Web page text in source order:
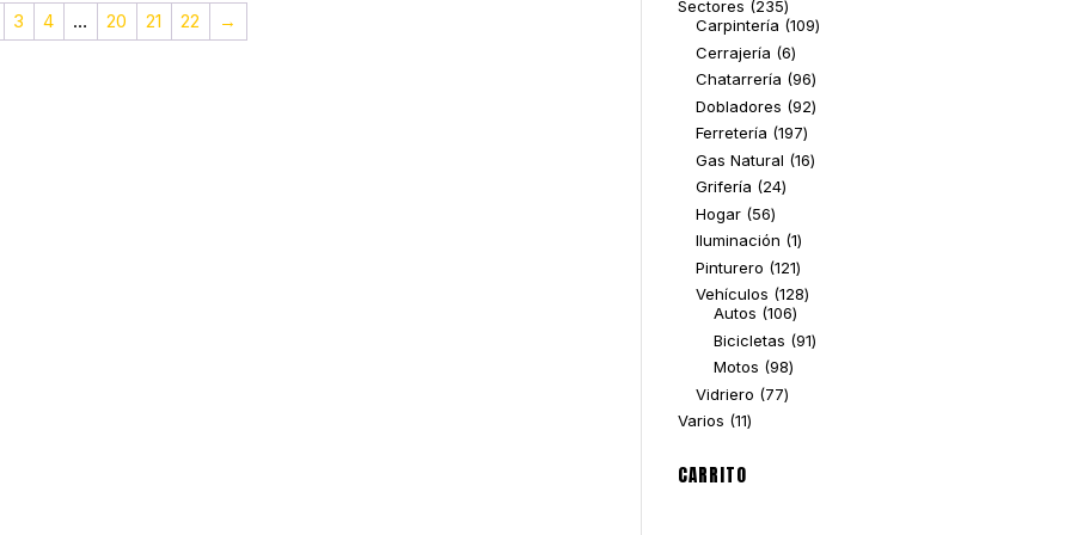
3 4 … 20 21 22 →
Sectores 235235
productos
Carpintería 109109
Cerrajería 66
productos
Chatarrería 9696
productos
Dobladores 9292
Ferretería 197197
productos
Gas Natural 1616
Grifería 2424
Hogar 5656
productos
Iluminación 11
producto
Pinturero 121121
productos
Vehículos 128128
Autos 106106
productos
Bicicletas 9191
Motos 9898
Vidriero 7777
Varios 1111
CARRITO